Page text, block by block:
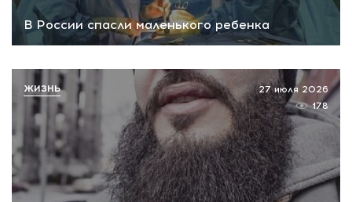
В России спасли маленького ребенка
27 июля 2026
178
ЖИЗНЬ